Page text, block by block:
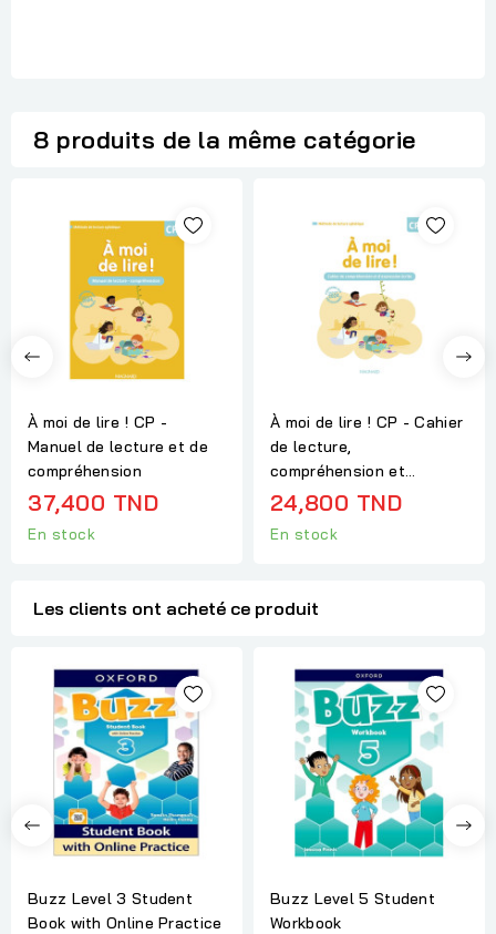
8 produits de la même catégorie
À moi de lire ! CP -
Manuel de lecture et de
compréhension
37,400 TND
En stock
À moi de lire ! CP - Cahier
de lecture,
compréhension et...
24,800 TND
En stock
Les clients ont acheté ce produit
Buzz Level 3 Student
Book with Online Practice
Buzz Level 5 Student
Workbook